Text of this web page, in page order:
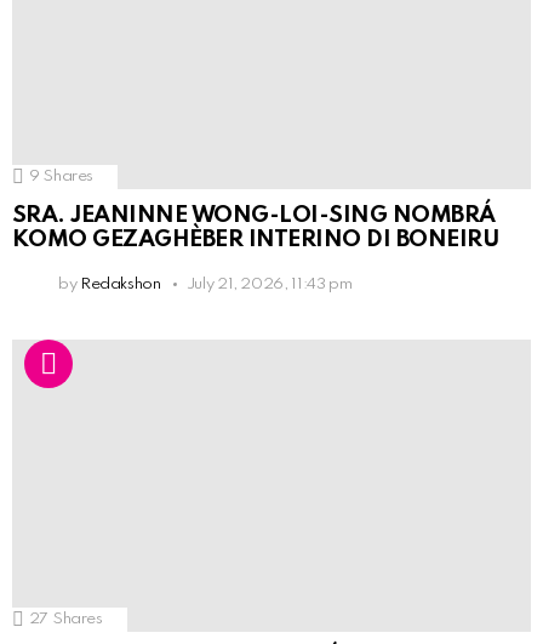
9 Shares
SRA. JEANINNE WONG-LOI-SING NOMBRÁ
KOMO GEZAGHÈBER INTERINO DI BONEIRU
by Redakshon July 21, 2026, 11:43 pm
27 Shares